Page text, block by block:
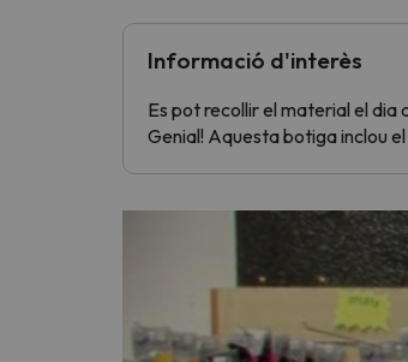
Informació d'interès
Es pot recollir el material el dia
Genial! Aquesta botiga inclou el